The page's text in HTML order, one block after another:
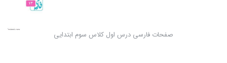
صفحات فارسی درس اول کلاس سوم ابتدایی